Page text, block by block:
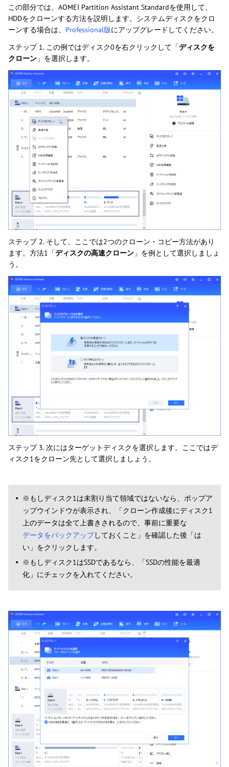
この部分では、AOMEI Partition Assistant Standardを使用して、
HDDをクローンする方法を説明します。システムディスクをクロ
ーンする場合は、 Professional版にアップグレードしてください。
ステップ 1. この例ではディスク0を右クリックして「ディスクを
クローン 」を選択します。
ステップ 2. そして、ここでは2つのクローン・コピー方法があり
ます。方法1「ディスクの高速クローン 」を例として選択しましょ
う。
ステップ 3. 次にはターゲットディスクを選択します。ここではデ
ィスク1をクローン先として選択しましょう。
※もしディスク1は未割り当て領域ではないなら、ポップア
ップウインドウが表示され、「クローン作成後にディスク1
上のデータは全て上書きされるので、事前に重要な
データをバックアップしておくこと」を確認した後「は
い」をクリックします。
※もしディスク1はSSDであるなら、「SSDの性能を最適
化」にチェックを入れてください。